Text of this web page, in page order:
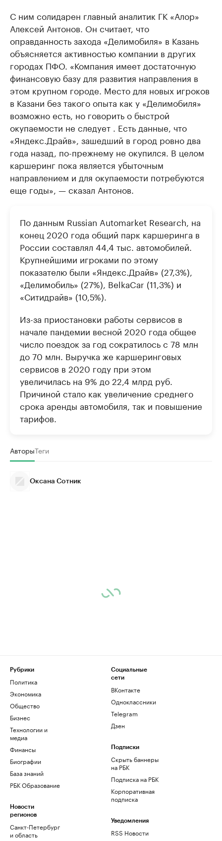
С ним солидарен главный аналитик ГК «Алор»
Алексей Антонов. Он считает, что
оправданность захода «Делимобиля» в Казань
объясняется активностью компании в других
городах ПФО. «Компания имеет достаточную
финансовую базу для развития направления в
этом крупном городе. Место для новых игроков
в Казани без такого опыта как у «Делимобиля»
возможно есть, но говорить о быстрой
окупаемости не следует . Есть данные, что
«Яндекс.Драйв», зашедший в город ровно два
года назад, по-прежнему не окупился. В целом
каршеринг пока является убыточным
направлением и для окупаемости потребуются
еще годы», — сказал Антонов.
По данным Russian Automarket Research, на
конец 2020 года общий парк каршеринга в
России составлял 44,4 тыс. автомобилей.
Крупнейшими игроками по этому
показателю были «Яндекс.Драйв» (27,3%),
«Делимобиль» (27%), BelkaCar (11,3%) и
«Ситидрайв» (10,5%).
Из-за приостановки работы сервисов в
начале пандемии весной 2020 года общее
число поездок за год сократилось с 78 млн
до 70 млн. Выручка же каршеринговых
сервисов в 2020 году при этом
увеличилась на 9% до 22,4 млрд руб.
Причиной стало как увеличение среднего
срока аренды автомобиля, так и повышение
тарифов.
АвторыТеги
Оксана Сотник
Рубрики
Политика
Экономика
Общество
Бизнес
Технологии и
медиа
Финансы
Биографии
База знаний
РБК Образование
Новости
регионов
Санкт-Петербург
и область
Социальные
сети
ВКонтакте
Одноклассники
Telegram
Дзен
Подписки
Скрыть баннеры
на РБК
Подписка на РБК
Корпоративная
подписка
Уведомления
RSS Новости